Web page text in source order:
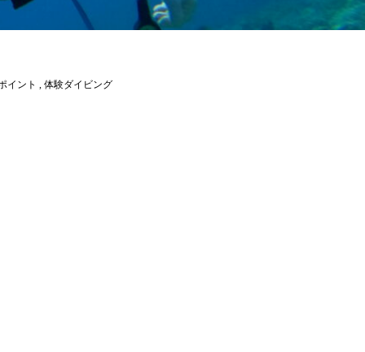
イント 体験ダイビング